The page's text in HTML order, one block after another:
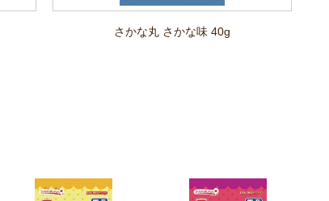
さかな丸 さかな味 40g